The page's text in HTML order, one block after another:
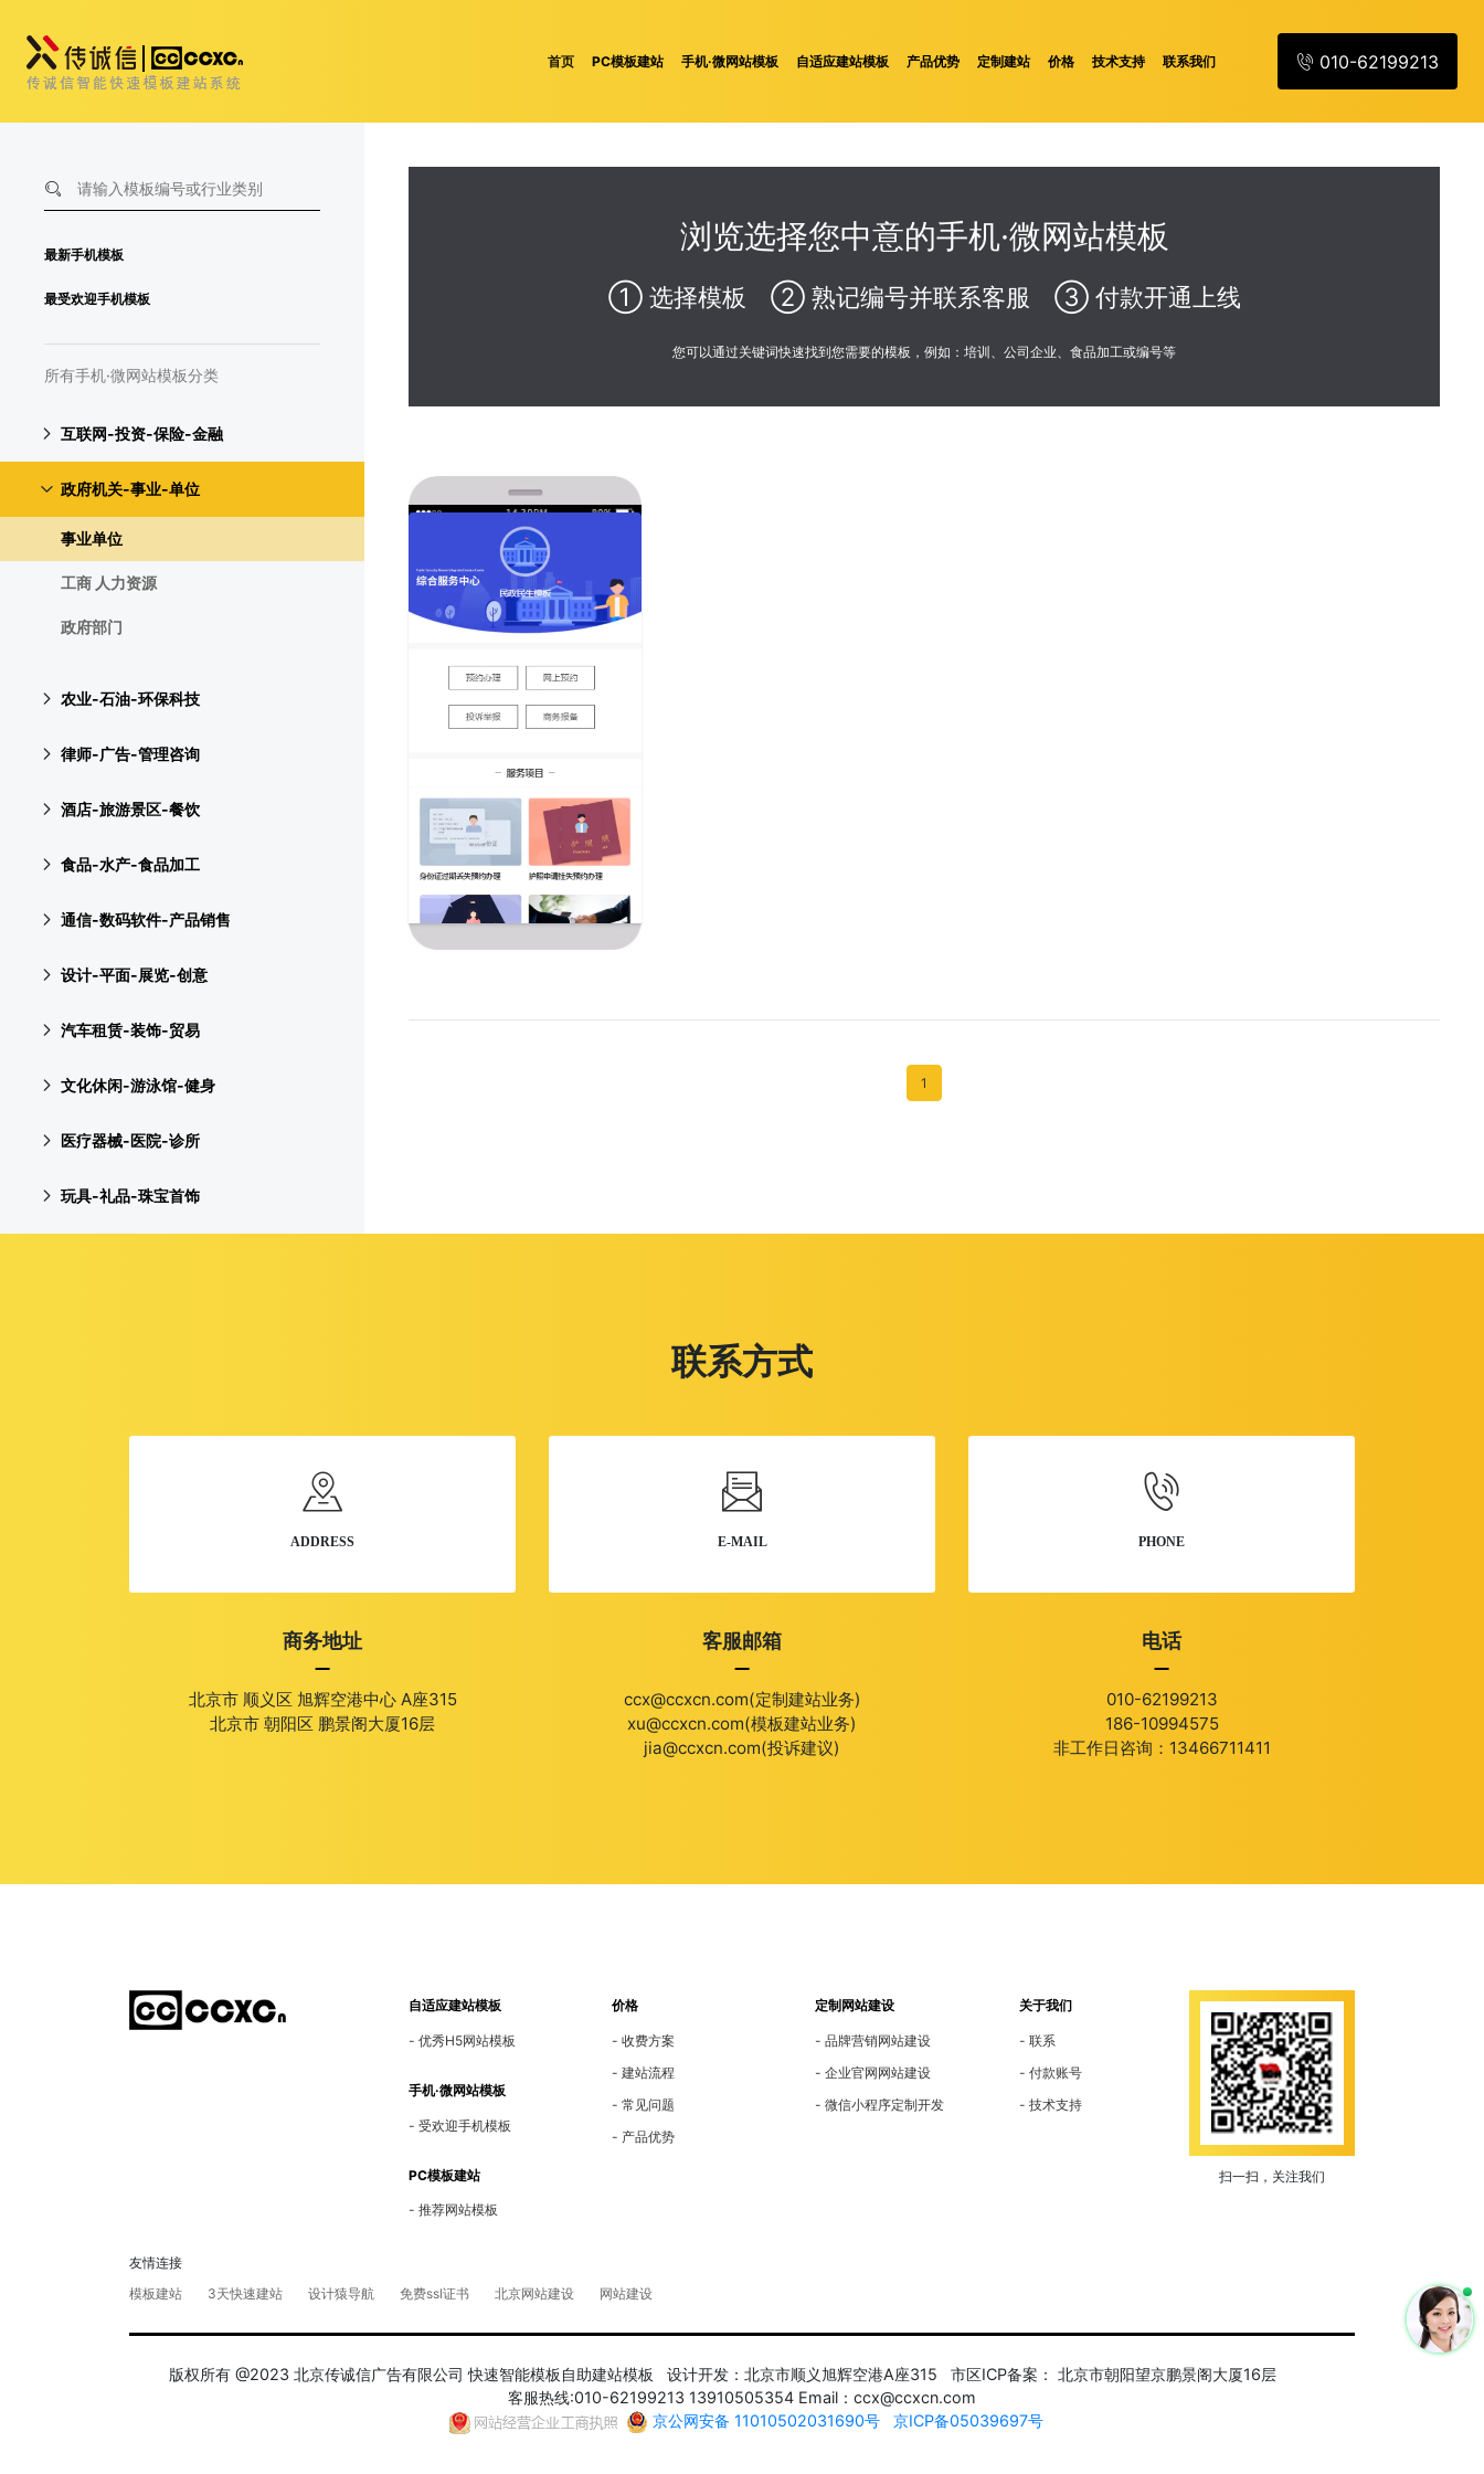
首页 PC模板建站 手机·微网站模板 自适应建站模板 产品优势 定制建站 价格 技术支持 联系我们 010-62199213
最新手机模板
最受欢迎手机模板
所有手机·微网站模板分类
互联网-投资-保险-金融
政府机关-事业-单位
事业单位
工商 人力资源
政府部门
农业-石油-环保科技
律师-广告-管理咨询
酒店-旅游景区-餐饮
食品-水产-食品加工
通信-数码软件-产品销售
设计-平面-展览-创意
汽车租赁-装饰-贸易
文化休闲-游泳馆-健身
医疗器械-医院-诊所
玩具-礼品-珠宝首饰
婚庆-家政服务-美容护肤
浏览选择您中意的手机·微网站模板
① 选择模板 ② 熟记编号并联系客服 ③ 付款开通上线
您可以通过关键词快速找到您需要的模板，例如：培训、公司企业、食品加工或编号等
1
联系方式
ADDRESS
商务地址
北京市 顺义区 旭辉空港中心 A座315
北京市 朝阳区 鹏景阁大厦16层
E-MAIL
客服邮箱
ccx@ccxcn.com(定制建站业务)
xu@ccxcn.com(模板建站业务)
jia@ccxcn.com(投诉建议)
PHONE
电话
010-62199213
186-10994575
非工作日咨询：13466711411
自适应建站模板
优秀H5网站模板
手机·微网站模板
受欢迎手机模板
PC模板建站
推荐网站模板
价格
收费方案
建站流程
常见问题
产品优势
定制网站建设
品牌营销网站建设
企业官网网站建设
微信小程序定制开发
关于我们
联系
付款账号
技术支持
扫一扫，关注我们
友情连接
模板建站
3天快速建站 设计猿导航 免费ssl证书 北京网站建设 网站建设
版权所有 @2023 北京传诚信广告有限公司 快速智能模板自助建站模板 设计开发：北京市顺义旭辉空港A座315 市区ICP备案： 北京市朝阳望京鹏景阁大厦16层
客服热线:010-62199213 13910505354 Email：ccx@ccxcn.com
京公网安备 11010502031690号
京ICP备05039697号